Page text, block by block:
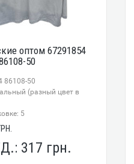
оптом 67291854
50
86108-50
(разный цвет в
5
317 грн.